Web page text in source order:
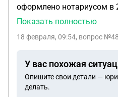
оформлено нотариусом в
квартиры другого имущества нет.
была продана в 2019 г.,
Надо ли мне сейчас, пока
поехать к нотариусу и
тот случай если брат
Показать полностью
18 февраля, 09:54, вопрос
У вас похожая
Опишите свои детали —
делать.